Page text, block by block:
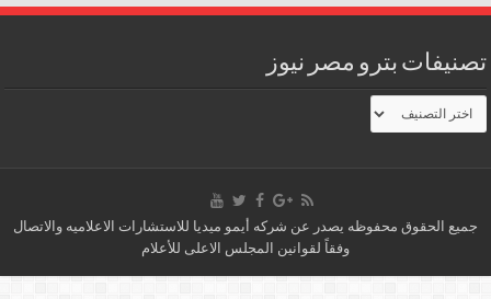
تصنيفات بترو مصر نيوز
تصنيفات
بترو
مصر
جميع الحقوق محفوظه يصدر عن شركه أيمو ميديا للاستشارات الاعلاميه والاتصال
وفقاً لقوانين المجلس الاعلى للأعلام